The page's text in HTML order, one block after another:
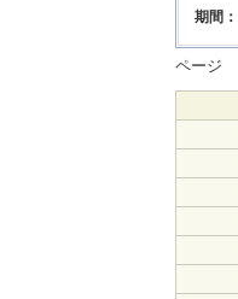
期間：
ページ